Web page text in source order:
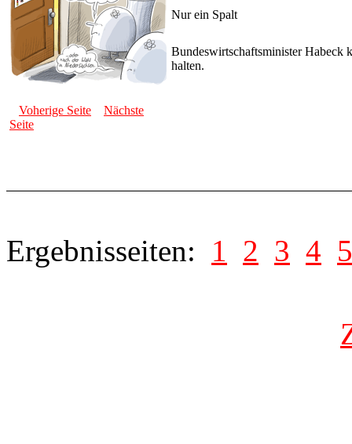
Nur ein Spalt
Bundeswirtschaftsminister Habeck
halten.
Voherige Seite
Nächste
Seite
Ergebnisseiten: 1 2 3 4 5